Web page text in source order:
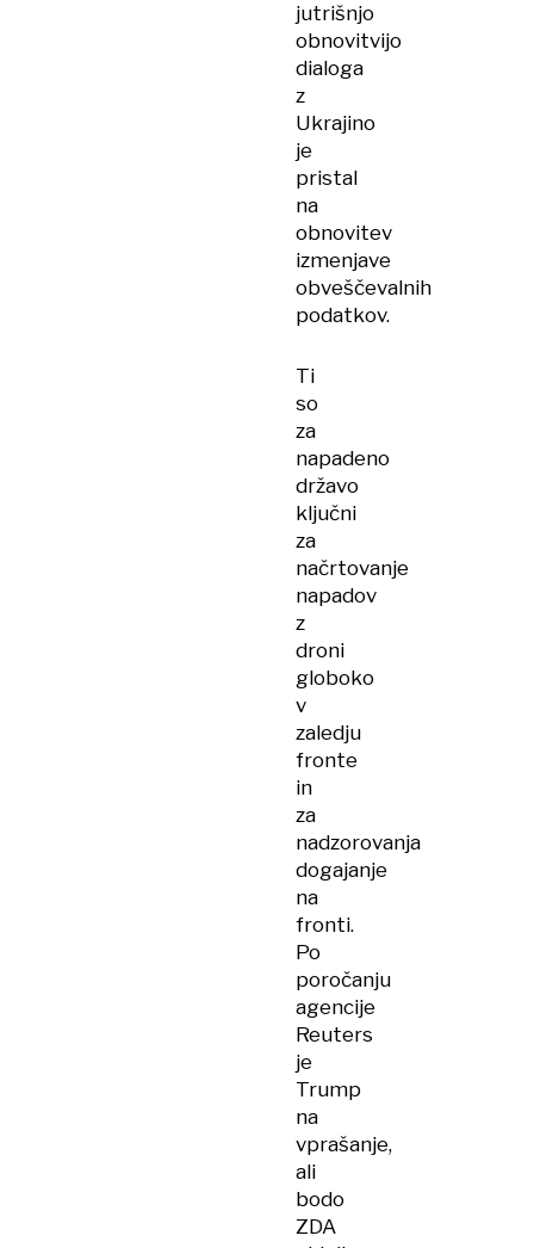
jutrišnjo
obnovitvijo
dialoga
z
Ukrajino
je
pristal
na
obnovitev
izmenjave
obveščevalnih
podatkov.
Ti
so
za
napadeno
državo
ključni
za
načrtovanje
napadov
z
droni
globoko
v
zaledju
fronte
in
za
nadzorovanja
dogajanje
na
fronti.
Po
poročanju
agencije
Reuters
je
Trump
na
vprašanje,
ali
bodo
ZDA